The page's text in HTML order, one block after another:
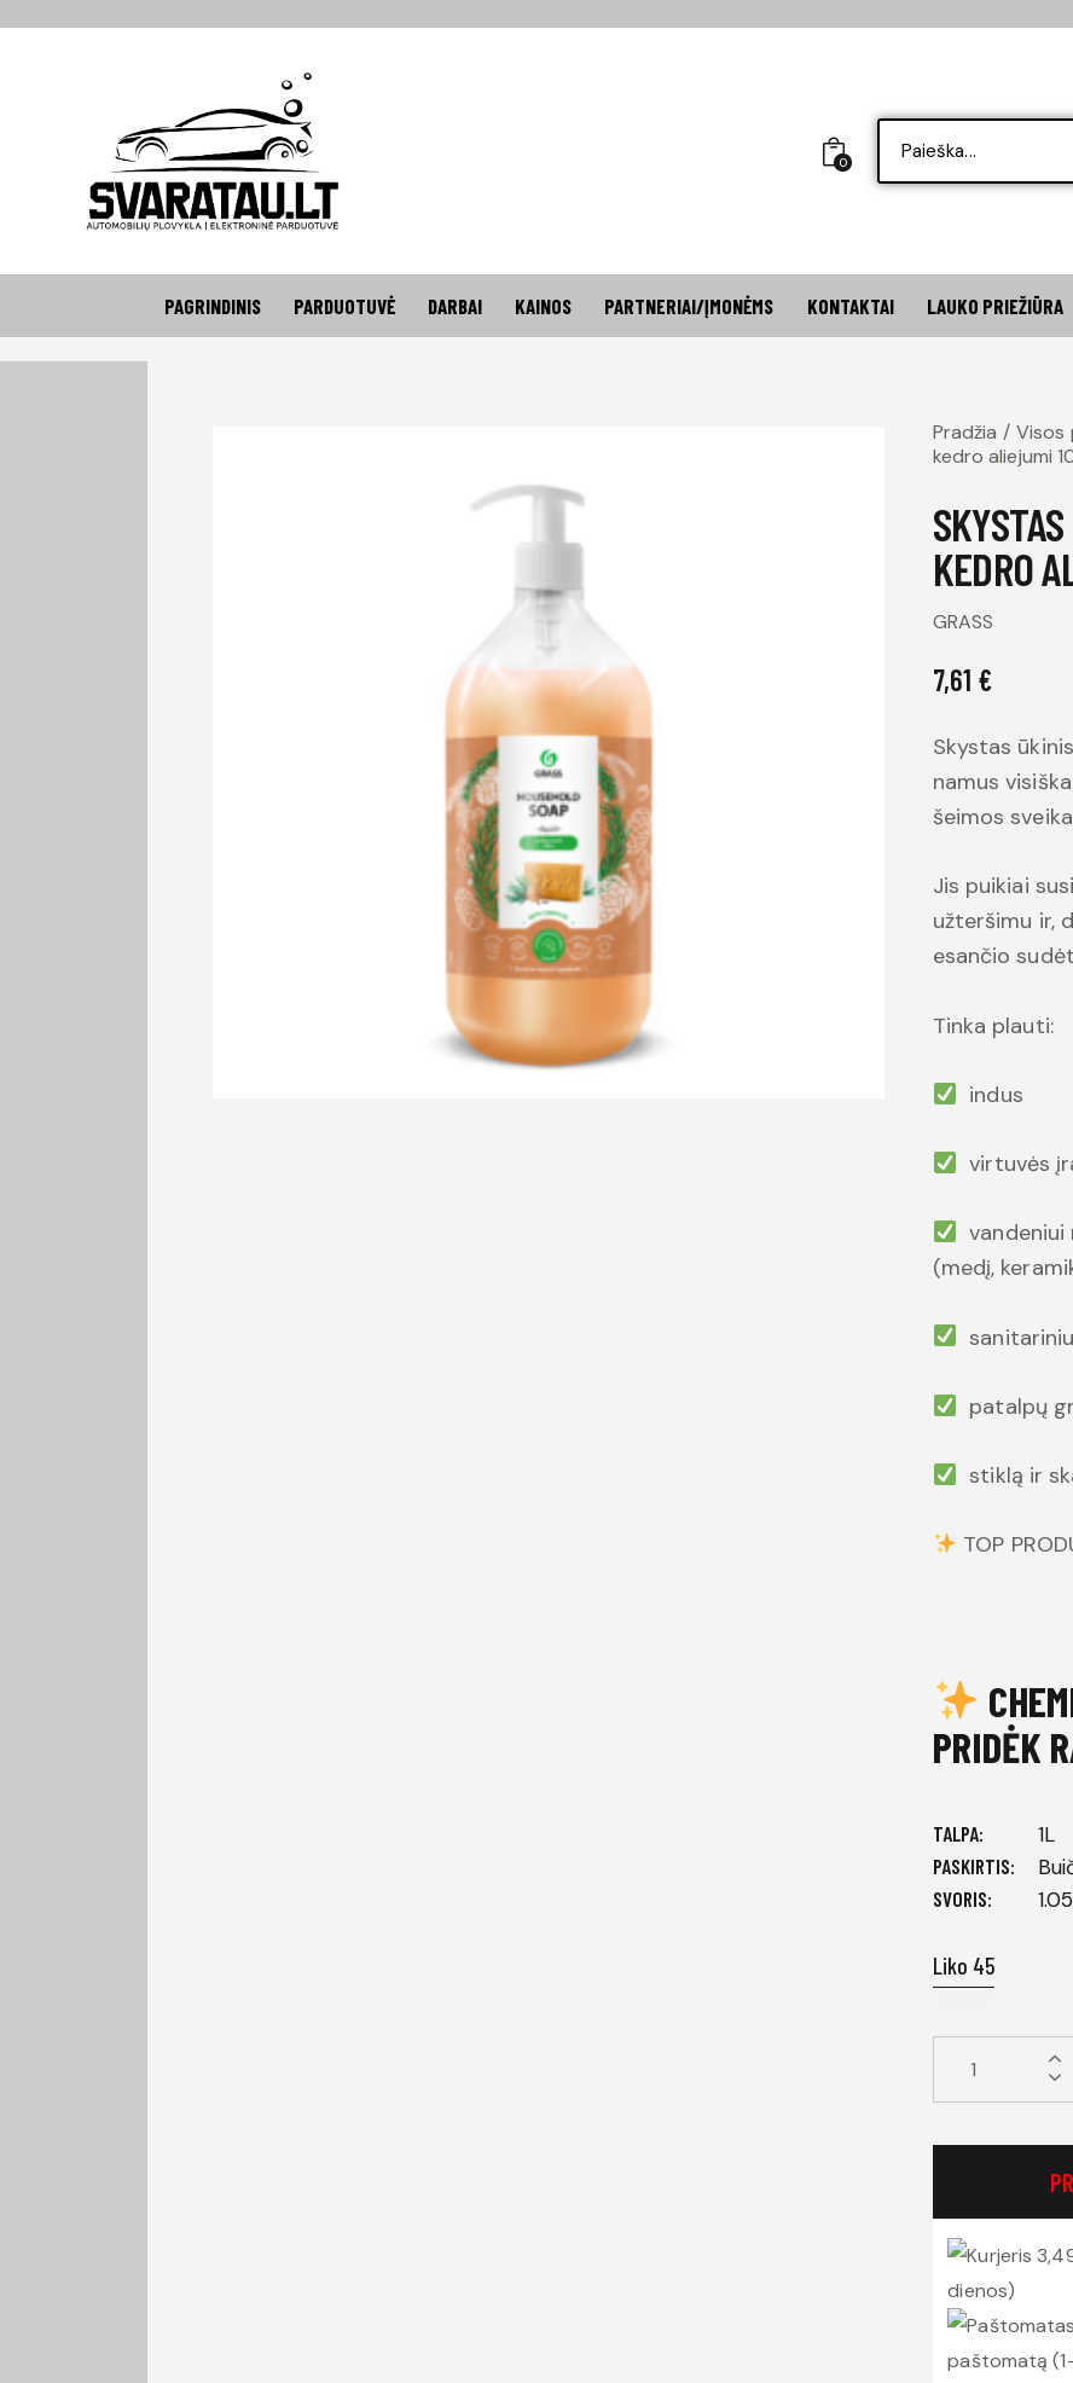
0
PAGRINDINIS PARDUOTUVĖ DARBAI KAINOS PARTNERIAI/ĮMONĖMS KONTAKTAI LAUKO PRIEŽIŪRA
Pradžia Visos
kedro aliejumi
KEDRO
GRASS
7,61 €
Skystas
namus
šeimos
Jis puikiai
užteršimu ir,
esančio
Tinka plauti:
indus
virtuvės
vandeniui
(medį,
patalpų
stiklą ir
TOP
PRIDĖK
TALPA 1L
PASKIRTIS
SVORIS
Liko 45
dienos)
paštomatą